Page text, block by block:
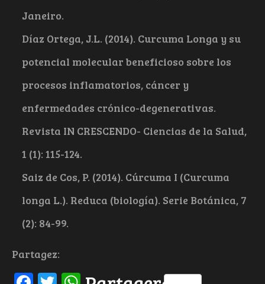
Janeiro.
Díaz Ortega, J.L. (2014). Curcuma Longa y su
potencial molecular beneficioso sobre los
procesos inflamatorios, cáncer y
enfermedades crónico-degenerativas.
Revista IN CRESCENDO- Ciencias de la Salud,
1 (1): 115-124.
Saiz de Cos, P. (2014). Cúrcuma I (Curcuma
longa L.). Reduca (biología). Serie Botánica, 7
(2): 84-99.
Partagez: